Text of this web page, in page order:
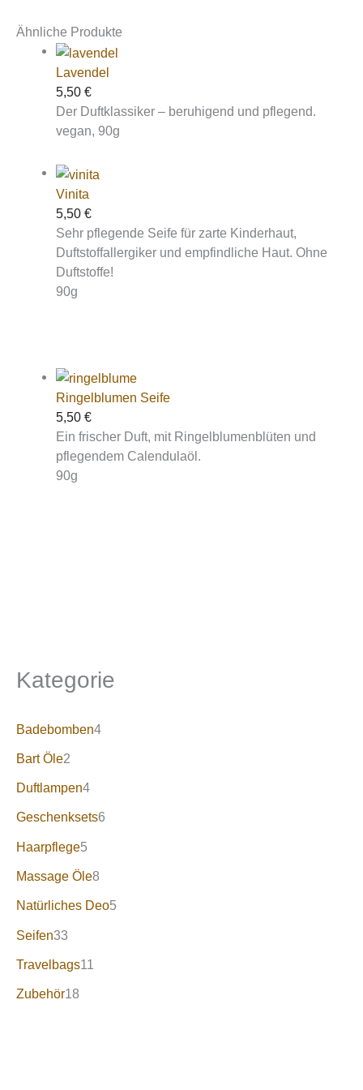
Kategorie
Badebomben4
Bart Öle2
Duftlampen4
Geschenksets6
Haarpflege5
Massage Öle8
Natürliches Deo5
Seifen33
Travelbags11
Zubehör18
Ähnliche Produkte
Lavendel
5,50€
Der Duftklassiker – beruhigend und pflegend.
vegan, 90g
Vinita
5,50€
Sehr pflegende Seife für zarte Kinderhaut,
Duftstoffallergiker und empfindliche Haut. Ohne
Duftstoffe!
90g
Ringelblumen Seife
5,50€
Ein frischer Duft, mit Ringelblumenblüten und
pflegendem Calendulaöl.
90g